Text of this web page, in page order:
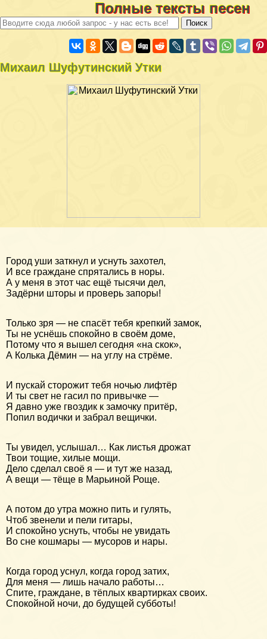
Полные тексты песен
Михаил Шуфутинский Утки
Город уши заткнул и уснуть захотел,
И все граждане спрятались в норы.
А у меня в этот час ещё тысячи дел,
Задёрни шторы и проверь запоры!
Только зря — не спасёт тебя крепкий замок,
Ты не уснёшь спокойно в своём доме,
Потому что я вышел сегодня «на скок»,
А Колька Дёмин — на углу на стрёме.
И пускай сторожит тебя ночью лифтёр
И ты свет не гасил по привычке —
Я давно уже гвоздик к замочку притёр,
Попил водички и забрал вещички.
Ты увидел, услышал… Как листья дрожат
Твои тощие, хилые мощи.
Дело сделал своё я — и тут же назад,
А вещи — тёще в Марьиной Роще.
А потом до утра можно пить и гулять,
Чтоб звенели и пели гитары,
И спокойно уснуть, чтобы не увидать
Во сне кошмары — мусоров и нары.
Когда город уснул, когда город затих,
Для меня — лишь начало работы…
Спите, граждане, в тёплых квартирках своих.
Спокойной ночи, до будущей субботы!